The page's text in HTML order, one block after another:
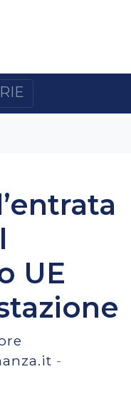
UE
-